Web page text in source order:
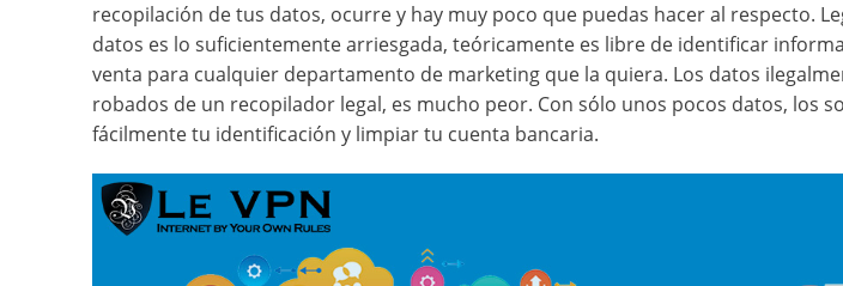
recopilación de tus datos, ocurre y hay muy poco que puedas hacer al respecto.
datos es lo suficientemente arriesgada, teóricamente es libre de identificar
venta para cualquier departamento de marketing que la quiera. Los datos
robados de un recopilador legal, es mucho peor. Con sólo unos pocos datos, los
fácilmente tu identificación y limpiar tu cuenta bancaria.